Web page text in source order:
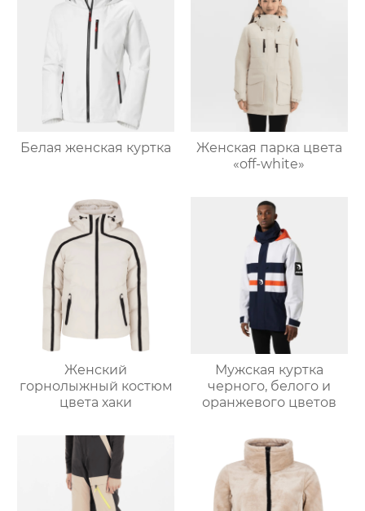
Белая женская куртка
Женская парка цвета
«off-white»
Женский
горнолыжный костюм
цвета хаки
Мужская куртка
черного, белого и
оранжевого цветов